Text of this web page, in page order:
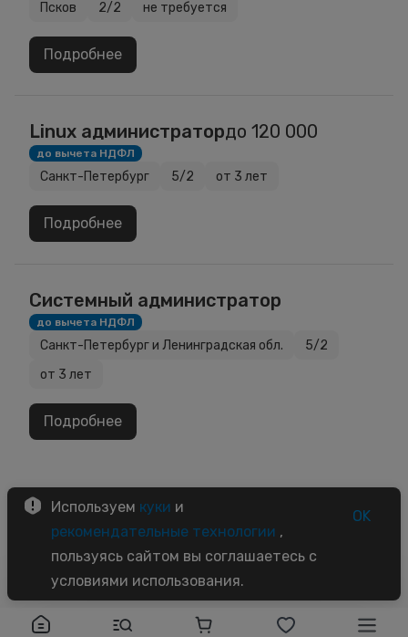
Псков 2/2 не требуется
Подробнее
Linux администратордо 120 000
до вычета НДФЛ
Санкт-Петербург 5/2 от 3 лет
Подробнее
Системный администратор
до вычета НДФЛ
Санкт-Петербург и Ленинградская обл.
5/2
от 3 лет
Подробнее
Используем куки и
рекомендательные технологии ,
пользуясь сайтом вы соглашаетесь с
условиями использования.
OK